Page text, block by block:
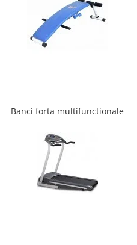
Saltele 127 x 63 cm
Saltele de la 160 x 80 cm
Saltele gonflabile
Lenjerie patuturi tineret
Paturici copii
Perne copii si mamici
Protectii saltea
Tarcuri si patuturi pliabile
Banci forta multifunctionale